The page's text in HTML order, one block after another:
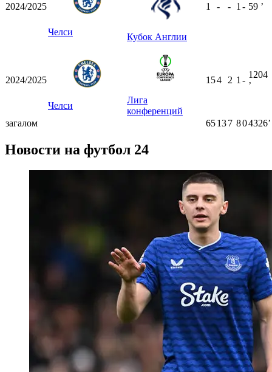
2024/2025
Челси Кубок Англии
1 - - 1 - 59 ʼ
2024/2025
Челси
Лига
конференций
154 2 1 -
1204
ʼ
загалом 65137 804326ʼ
Новости на футбол 24